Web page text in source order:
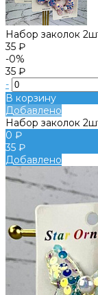
Набор заколок
35 ₽
-0%
35 ₽
-
В корзину
Добавлено
Набор заколок
0 ₽
35 ₽
Добавлено